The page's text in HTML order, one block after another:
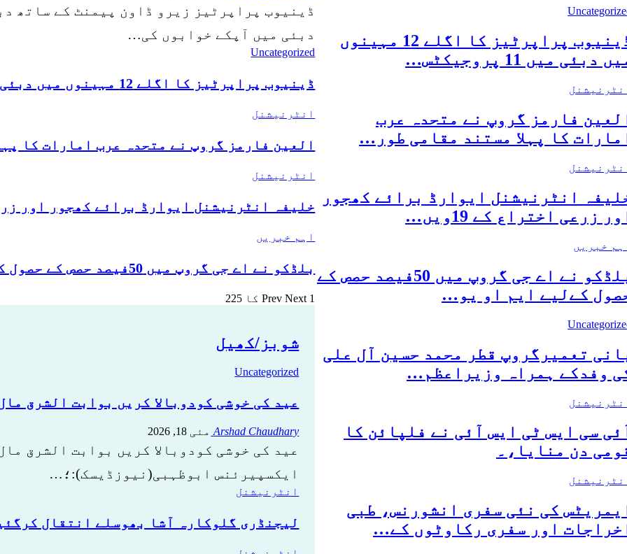
ڈینیوب پراپرٹیز زیرو ڈاون پیمنٹ کے ساتھ
دبئی میں آپکے خوابوں کی…
Uncategorized
ڈینیوب پراپرٹیز کا اگلے 12 مہینوں میں دبئی میں 11 پروجیکٹس…
انٹرنیشنل
العین فارمز گروپ نے متحدہ عرب امارات کا
انٹرنیشنل
خلیفہ انٹرنیشنل ایوارڈ برائے کھجور اور زرعی
اہم خبریں
بلڈکو نے اے جی گروپ میں 50فیصد حصص کے حصول کےلیے ایم او یو…
PrevNext 1 کا 225
شوبز/کھیل
Uncategorized
عید کی خوشی کودوبالا کریں بوابت الشرق
Arshad Chaudhary مئی 18, 2026
عید کی خوشی کودوبالا کریں بوابت الشرق
ایکسپیرئنس ابوظہبی(نیوزڈیسک):؛…
انٹرنیشنل
لیجنڈری گلوکارہ آشا بھوسلے انتقال
ڈینیوب پراپرٹیز کا اگلے 12 مہینوں
دبئی میں 11 پروجیکٹس…
فارمز گروپ نے متحدہ عرب
کا پہلا مستند مقامی طور…
انٹرنیشنل ایوارڈ برائے کھجور
زرعی اختراع کے 19ویں…
خبریں
بلڈکو نے اے جی گروپ میں 50فیصد حصص کے
کےلیے ایم او یو…
تعمیرگروپ قطر محمد حسین آل علی
وفدکے ہمراہ وزیراعظم…
سی ایس ٹی ایس آئی نے فلپائن کا
دن منایا،۔
کی نئی سفری انشورنس، طبی
اور سفری رکاوٹوں کے…